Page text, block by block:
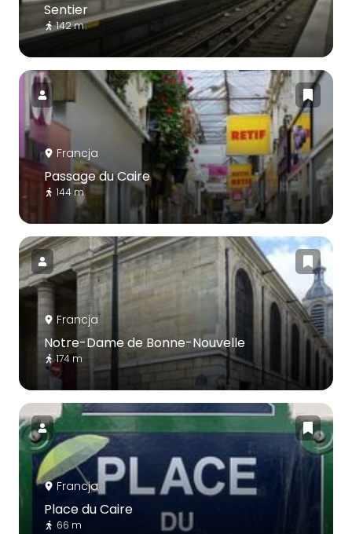
Sentier
142 m
Francja
Passage du Caire
144 m
Francja
Notre-Dame de Bonne-Nouvelle
174 m
Francja
Place du Caire
66 m